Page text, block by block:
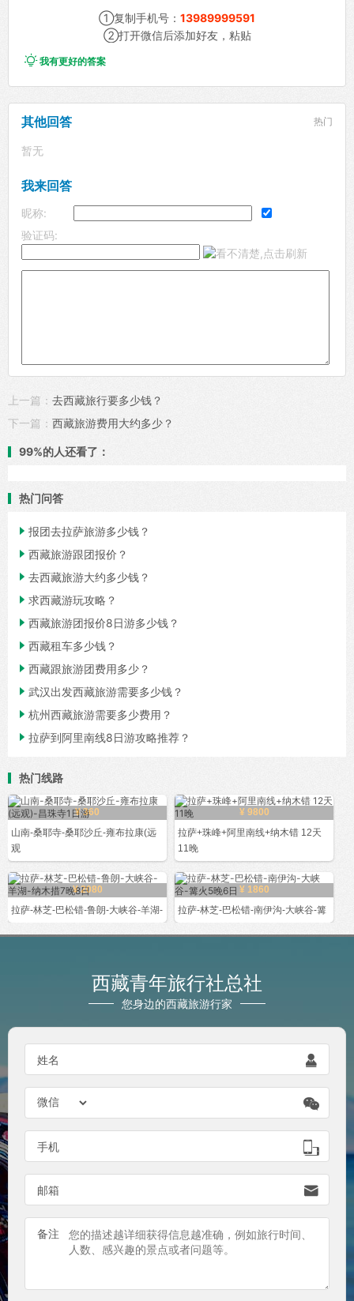
①复制手机号： 13989999591
②打开微信后添加好友，粘贴
我有更好的答案
其他回答 热门
暂无
我来回答
昵称:
验证码:
上一篇： 去西藏旅行要多少钱？
下一篇： 西藏旅游费用大约多少？
99%的人还看了：
热门问答
 报团去拉萨旅游多少钱？
 西藏旅游跟团报价？
 去西藏旅游大约多少钱？
 求西藏游玩攻略？
 西藏旅游团报价8日游多少钱？
 西藏租车多少钱？
 西藏跟旅游团费用多少？
 武汉出发西藏旅游需要多少钱？
 杭州西藏旅游需要多少费用？
 拉萨到阿里南线8日游攻略推荐？
热门线路
¥ 360
山南-桑耶寺-桑耶沙丘-雍布拉康(远
观
¥ 9800
拉萨+珠峰+阿里南线+纳木错 12天
11晚
¥ 2080
拉萨-林芝-巴松错-鲁朗-大峡谷-羊湖-
¥ 1860
拉萨-林芝-巴松错-南伊沟-大峡谷-篝
西藏青年旅行社总社
您身边的西藏旅游行家
姓名 

手机 
邮箱 
备注